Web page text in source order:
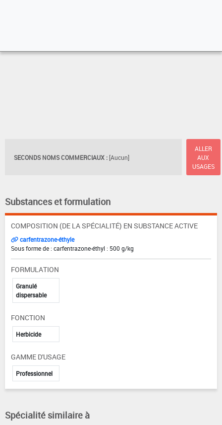
SECONDS NOMS COMMERCIAUX : [Aucun]
ALLER
AUX
USAGES
Substances et formulation
COMPOSITION (DE LA SPÉCIALITÉ) EN SUBSTANCE ACTIVE
carfentrazone-éthyle
Sous forme de : carfentrazone-éthyl : 500 g/kg
FORMULATION
Granulé
dispersable
FONCTION
Herbicide
GAMME D'USAGE
Professionnel
Spécialité similaire à